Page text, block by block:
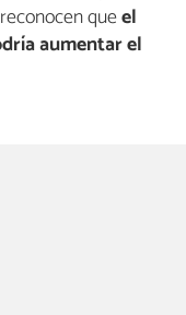
queel
aumentar el